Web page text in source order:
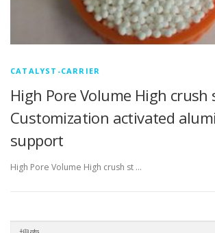
CATALYST-CARRIER
High Pore Volume High
Customization activated
support
High Pore Volume High crush st …